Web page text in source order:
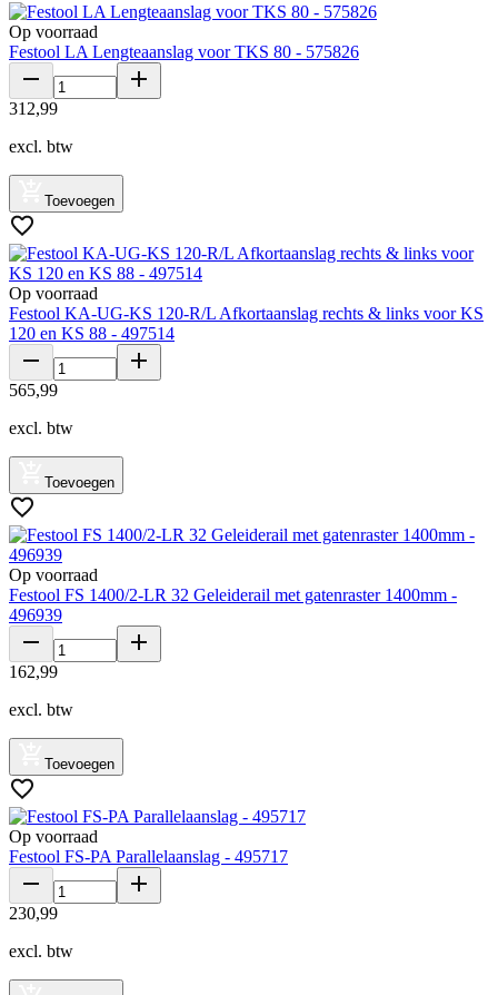
Op voorraad
Festool LA Lengteaanslag voor TKS 80 - 575826
312,99
excl. btw
Toevoegen
Op voorraad
Festool KA-UG-KS 120-R/L Afkortaanslag rechts & links voor KS
120 en KS 88 - 497514
565,99
excl. btw
Toevoegen
Op voorraad
Festool FS 1400/2-LR 32 Geleiderail met gatenraster 1400mm -
496939
162,99
excl. btw
Toevoegen
Op voorraad
Festool FS-PA Parallelaanslag - 495717
230,99
excl. btw